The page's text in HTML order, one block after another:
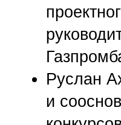
Руслан
и